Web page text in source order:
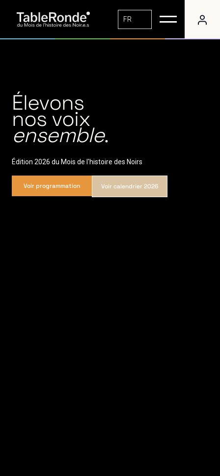
FR
Élevons
nos voix
ensemble.
Édition 2026 du Mois de l'histoire des Noirs
Voir programmation Voir calendrier 2026